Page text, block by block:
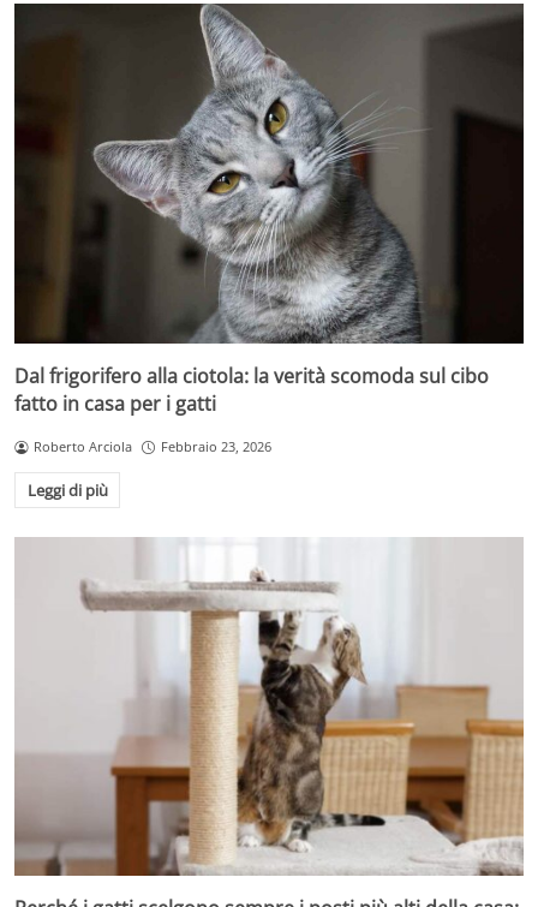
Dal frigorifero alla ciotola: la verità scomoda sul cibo
fatto in casa per i gatti
Roberto Arciola Febbraio 23, 2026
Leggi di più